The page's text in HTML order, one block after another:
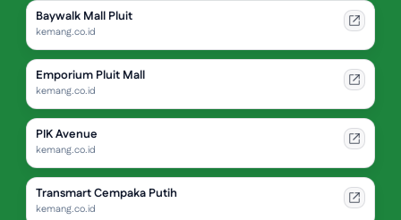
Baywalk Mall Pluit
kemang.co.id
Emporium Pluit Mall
kemang.co.id
PIK Avenue
kemang.co.id
Transmart Cempaka Putih
kemang.co.id